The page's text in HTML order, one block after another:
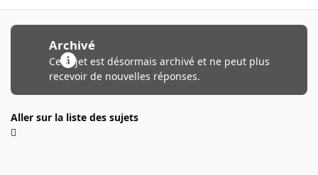
Archivé
Ce sujet est désormais archivé et ne peut plus
recevoir de nouvelles réponses.
Aller sur la liste des sujets